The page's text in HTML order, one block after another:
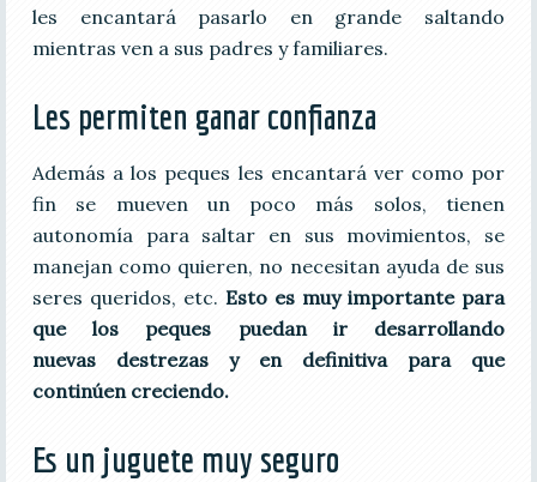
les encantará pasarlo en grande saltando
mientras ven a sus padres y familiares.
Les permiten ganar confianza
Además a los peques les encantará ver como por
fin se mueven un poco más solos, tienen
autonomía para saltar en sus movimientos, se
manejan como quieren, no necesitan ayuda de sus
seres queridos, etc. Esto es muy importante para
que los peques puedan ir desarrollando
nuevas destrezas y en definitiva para que
continúen creciendo.
Es un juguete muy seguro